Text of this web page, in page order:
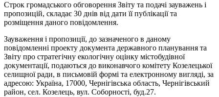
Строк громадського обговорення Звіту та подачі зауважень і
пропозицій, складає 30 днів від дати її публікації та
розміщення даного повідомлення.
Зауваження і пропозиції, до зазначеного в даному
повідомленні проекту документа державного планування та
Звіту про стратегічну екологічну оцінку містобудівної
документації, подаються до виконавчого комітету Козелецької
селищної ради, в письмовій формі та електронному вигляді, за
адресою: Україна, 17000, Чернігівська область, Чернігівський
район, сел. Козелець, вул. Соборності, буд.27.